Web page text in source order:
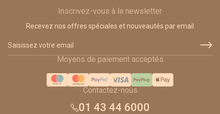
Inscrivez-vous à la newsletter
Recevez nos offres spéciales et nouveautés par email
Moyens de paiement acceptés
Contactez-nous
01 43 44 6000